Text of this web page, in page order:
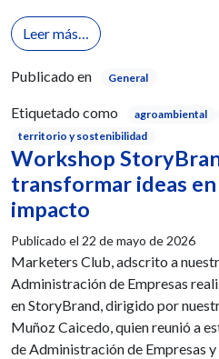
Leer más… from Intercambio
Publicado en General
Etiquetado como agroambiental
territorio y sostenibilidad
Workshop
transformar ideas en
impacto
Publicado el 22 de mayo de 2026
Marketers Club, adscrito a
Administración de Empresas
en StoryBrand, dirigido por
Muñoz Caicedo, quien reunió a
de Administración de Empresas